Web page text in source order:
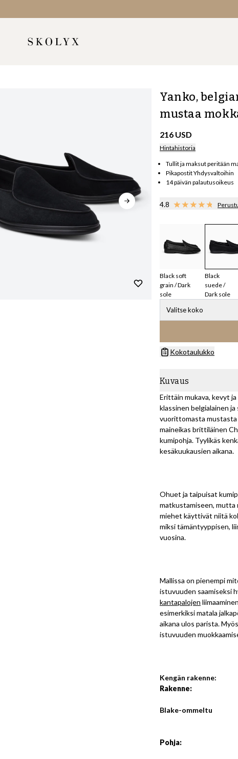
Yanko,
mustaa
216 USD
Hintahistoria
Tullit ja maksut peritään
Pikapostit Yhdysvaltoihin
14 päivän palautusoikeus
4.8
Black soft
grain / Dark
sole
Black
suede /
Dark sole
Valitse koko
Kokotaulukko
Kuvaus
Erittäin mukava, kevyt
klassinen belgialainen
vuorittomasta mustasta
maineikas brittiläinen
kumipohja. Tyylikäs
kesäkuukausien aikana.
Ohuet ja taipuisat
matkustamiseen, mutta
miehet käyttivät niitä
miksi tämäntyyppisen,
vuosina.
Mallissa on pienempi
istuvuuden saamiseksi
kantapalojen
esimerkiksi matala
aikana ulos parista. Myös
istuvuuden
Kengän rakenne:
Rakenne:
Blake-ommeltu
Pohja: